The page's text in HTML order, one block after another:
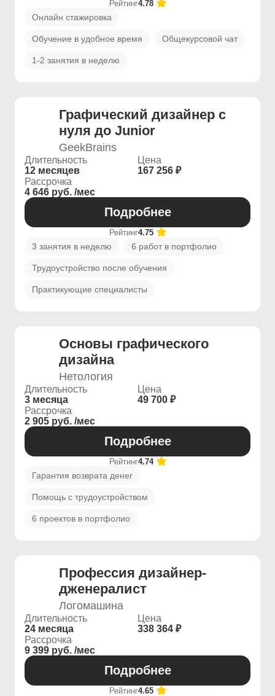
Рейтинг4.78
Онлайн стажировка
Обучение в удобное время Общекурсовой чат
1-2 занятия в неделю
Графический дизайнер с
нуля до Junior
GeekBrains
Длительность
12 месяцев
Цена
167 256 ₽
Рассрочка
4 646 руб. /мес
Подробнее
Рейтинг4.75
3 занятия в неделю 6 работ в портфолио
Трудоустройство после обучения
Практикующие специалисты
Основы графического
дизайна
Нетология
Длительность
3 месяца
Цена
49 700 ₽
Рассрочка
2 905 руб. /мес
Подробнее
Рейтинг4.74
Гарантия возврата денег
Помощь с трудоустройством
6 проектов в портфолио
Профессия дизайнер-
дженералист
Логомашина
Длительность
24 месяца
Цена
338 364 ₽
Рассрочка
9 399 руб. /мес
Подробнее
Рейтинг4.65